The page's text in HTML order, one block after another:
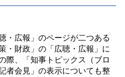
・広報」のページが二つある
・財政」の「広聴・広報」に
際、「知事トピックス（ブロ
者会見」の表示についても整